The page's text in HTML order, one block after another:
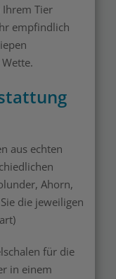
Ihrem Tier
empfindlich
aus echten
Ahorn,
die jeweiligen
für die
in einem